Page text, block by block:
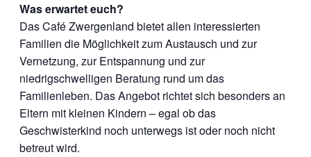
Was erwartet euch?
Das Café Zwergenland bietet allen interessierten
Familien die Möglichkeit zum Austausch und zur
Vernetzung, zur Entspannung und zur
niedrigschwelligen Beratung rund um das
Familienleben. Das Angebot richtet sich besonders an
Eltern mit kleinen Kindern – egal ob das
Geschwisterkind noch unterwegs ist oder noch nicht
betreut wird.